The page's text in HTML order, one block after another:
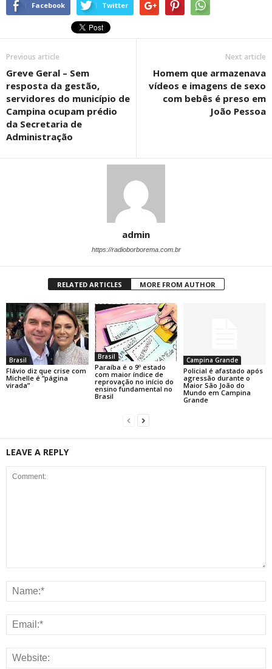
Facebook Twitter
Previous article
Greve Geral – Sem
resposta da gestão,
servidores do município de
Campina ocupam prédio
da Secretaria de
Administração
Next article
Homem que armazenava
vídeos e imagens de sexo
com bebês é preso em
João Pessoa
admin
https://radioborborema.com.br
RELATED ARTICLES MORE FROM AUTHOR
Brasil
Flávio diz que crise com
Michelle é “página
virada”
Brasil
Paraíba é o 9º estado
com maior índice de
reprovação no início do
ensino fundamental no
Brasil
Campina Grande
Policial é afastado após
agressão durante o
Maior São João do
Mundo em Campina
Grande
LEAVE A REPLY